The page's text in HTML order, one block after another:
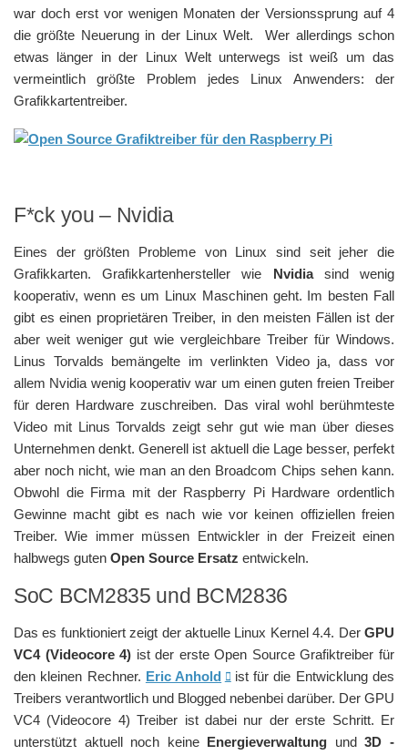
war doch erst vor wenigen Monaten der Versionssprung auf 4
die größte Neuerung in der Linux Welt. Wer allerdings schon
etwas länger in der Linux Welt unterwegs ist weiß um das
vermeintlich größte Problem jedes Linux Anwenders: der
Grafikkartentreiber.
F*ck you – Nvidia
Eines der größten Probleme von Linux sind seit jeher die
Grafikkarten. Grafikkartenhersteller wie Nvidiasind wenig
kooperativ, wenn es um Linux Maschinen geht. Im besten Fall
gibt es einen proprietären Treiber, in den meisten Fällen ist der
aber weit weniger gut wie vergleichbare Treiber für Windows.
Linus Torvalds bemängelte im verlinkten Video ja, dass vor
allem Nvidia wenig kooperativ war um einen guten freien Treiber
für deren Hardware zuschreiben. Das viral wohl berühmteste
Video mit Linus Torvalds zeigt sehr gut wie man über dieses
Unternehmen denkt. Generell ist aktuell die Lage besser, perfekt
aber noch nicht, wie man an den Broadcom Chips sehen kann.
Obwohl die Firma mit der Raspberry Pi Hardware ordentlich
Gewinne macht gibt es nach wie vor keinen offiziellen freien
Treiber. Wie immer müssen Entwickler in der Freizeit einen
halbwegs guten Open Source Ersatz entwickeln.
SoC BCM2835 und BCM2836
Das es funktioniert zeigt der aktuelle Linux Kernel 4.4. Der GPU
VC4 (Videocore 4) ist der erste Open Source Grafiktreiber für
den kleinen Rechner. Eric Anhold
ist für die Entwicklung des
Treibers verantwortlich und Blogged nebenbei darüber. Der GPU
VC4 (Videocore 4) Treiber ist dabei nur der erste Schritt. Er
unterstützt aktuell noch keine Energieverwaltung und3D -